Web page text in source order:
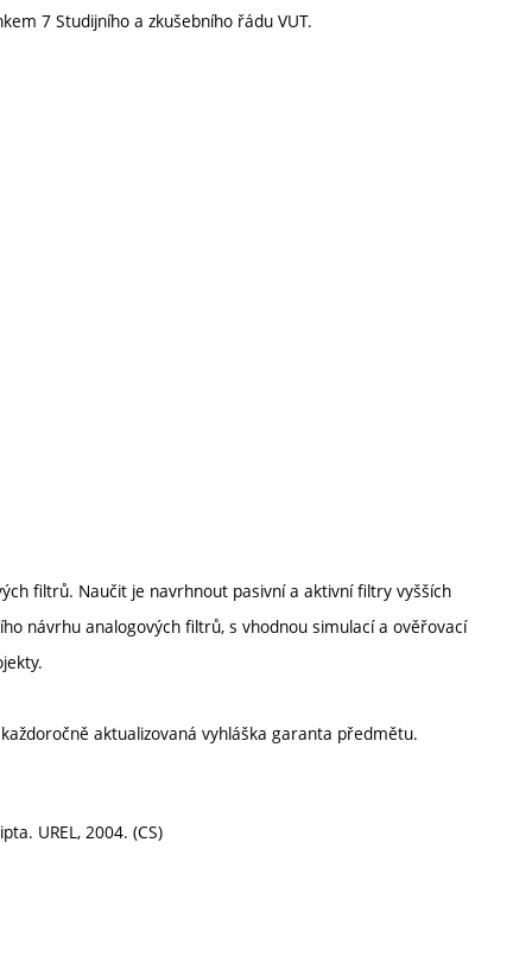
7 Studijního a zkušebního řádu VUT.
filtrů. Naučit je navrhnout pasivní a aktivní filtry vyšších
návrhu analogových filtrů, s vhodnou simulací a ověřovací
aktualizovaná vyhláška garanta předmětu.
UREL, 2004. (CS)